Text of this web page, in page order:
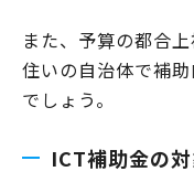
また、予算の都合
住いの自治体で補
でしょう。
ICT補助金の